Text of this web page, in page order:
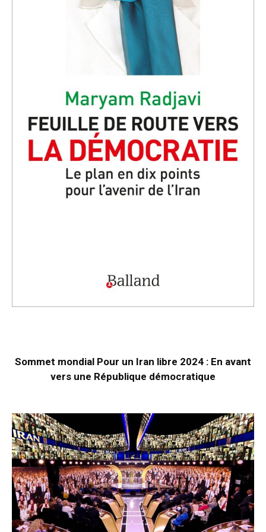
Sommet mondial Pour un Iran libre 2024 : En avant
vers une République démocratique